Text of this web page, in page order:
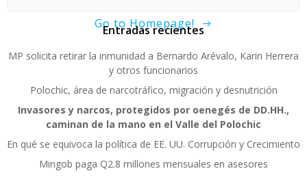
Go to Homepage!
Entradas recientes
MP solicita retirar la inmunidad a Bernardo Arévalo, Karin Herrera
y otros funcionarios
Polochic, área de narcotráfico, migración y desnutrición
Invasores y narcos, protegidos por oenegés de DD.HH.,
caminan de la mano en el Valle del Polochic
En qué se equivoca la política de EE. UU. Corrupción y Crecimiento
Mingob paga Q2.8 millones mensuales en asesores